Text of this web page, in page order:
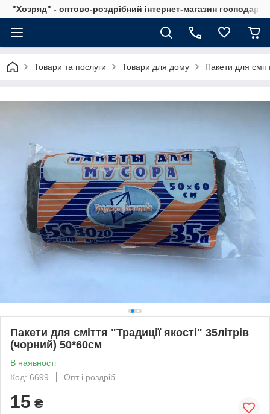
"Хозряд" - оптово-роздрібний інтернет-магазин
Товари та послуги Товари для дому Пакети для
Пакети для сміття "Традиції якості" 35літрів
(чорний) 50*60см
В наявності
Код: 6699
Опт і роздріб
15 ₴